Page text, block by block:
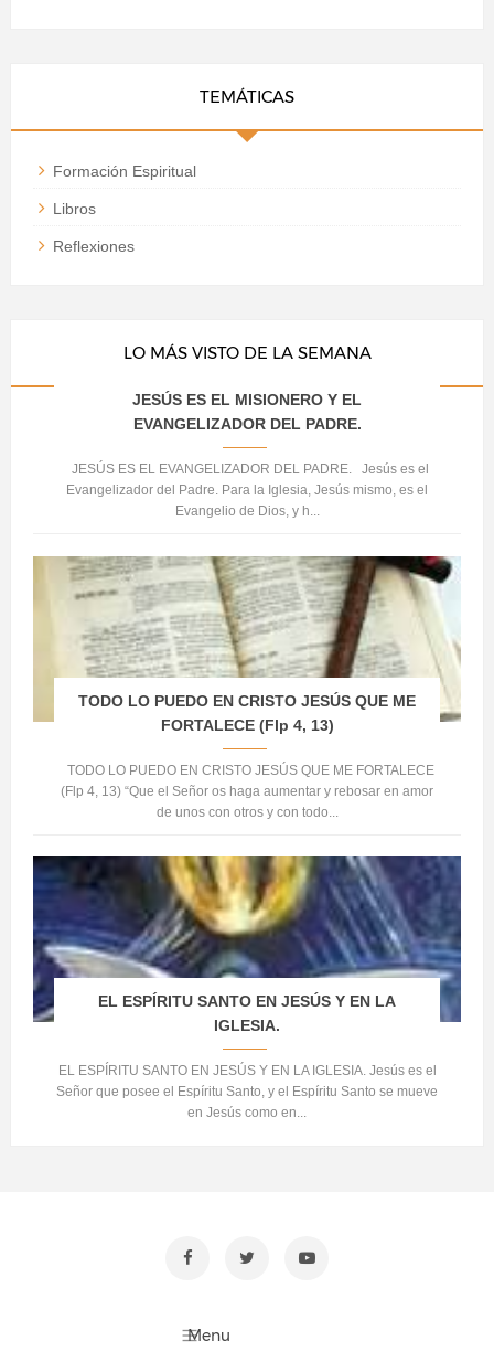
TEMÁTICAS
Formación Espiritual
Libros
Reflexiones
LO MÁS VISTO DE LA SEMANA
JESÚS ES EL MISIONERO Y EL
EVANGELIZADOR DEL PADRE.
JESÚS ES EL EVANGELIZADOR DEL PADRE. Jesús es el
Evangelizador del Padre. Para la Iglesia, Jesús mismo, es el
Evangelio de Dios, y h...
TODO LO PUEDO EN CRISTO JESÚS QUE ME
FORTALECE (Flp 4, 13)
TODO LO PUEDO EN CRISTO JESÚS QUE ME FORTALECE
(Flp 4, 13) “Que el Señor os haga aumentar y rebosar en amor
de unos con otros y con todo...
EL ESPÍRITU SANTO EN JESÚS Y EN LA
IGLESIA.
EL ESPÍRITU SANTO EN JESÚS Y EN LA IGLESIA. Jesús es el
Señor que posee el Espíritu Santo, y el Espíritu Santo se mueve
en Jesús como en...